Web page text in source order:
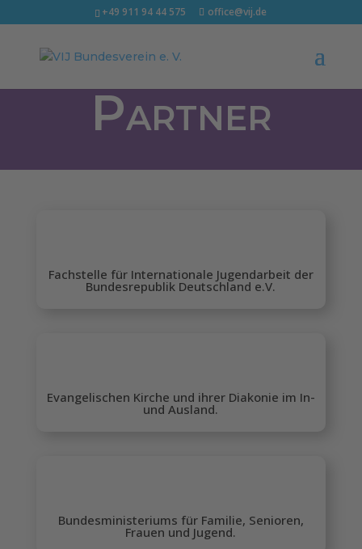
+49 911 94 44 575 office@vij.de
Partner
Fachstelle für Internationale Jugendarbeit der
Bundesrepublik Deutschland e.V.
Evangelischen Kirche und ihrer Diakonie im In-
und Ausland.
Bundesministeriums für Familie, Senioren,
Frauen und Jugend.